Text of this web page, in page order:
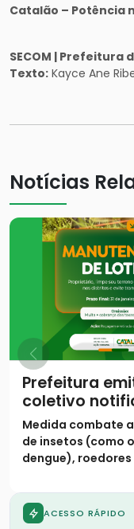
Catalão – Potência
SECOM | Prefeitura
Texto: Kayce Ane
Notícias
Prefeitura
coletivo
proprietários
limpeza de
de janeiro
Medida combate
de insetos (como
dengue), roedores
ACESSO RÁPIDO